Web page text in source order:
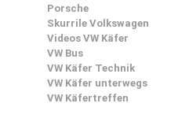
Porsche
Skurrile Volkswagen
Videos VW Käfer
VW Bus
VW Käfer Technik
VW Käfer unterwegs
VW Käfertreffen